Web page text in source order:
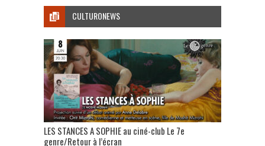
CULTURONEWS
LES STANCES A SOPHIE au ciné-club Le 7e
genre/Retour à l’écran